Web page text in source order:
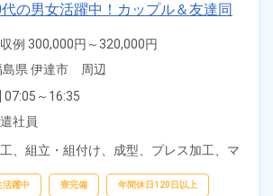
の男女活躍中！カップル＆友達同
実質無料＆備品付きワンルーム寮
あり！社員食堂利用OK！《福島県
収例 300,000円～320,000円
給 1,350円～1,350円
島県 伊達市　周辺
07:05～16:35
18:50～04:20
08:20～17:05
社員
、 組立・組付け、 成型、 プレス加工、 マ
活躍中 寮完備 年間休日120日以上